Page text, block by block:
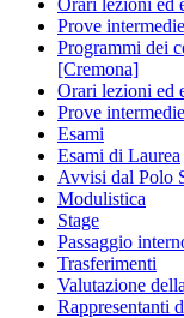
Prove
Programmi dei
[Cremona]
Orari lezioni ed
Prove
Esami
Esami di Laurea
Avvisi dal Polo
Modulistica
Stage
Passaggio
Trasferimenti
Valutazione
Rappresentanti